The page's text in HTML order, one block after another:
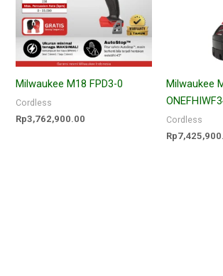
Milwaukee M18 FPD3-0
Cordless
Rp3,762,900.00
Milwaukee
Cordless
Rp